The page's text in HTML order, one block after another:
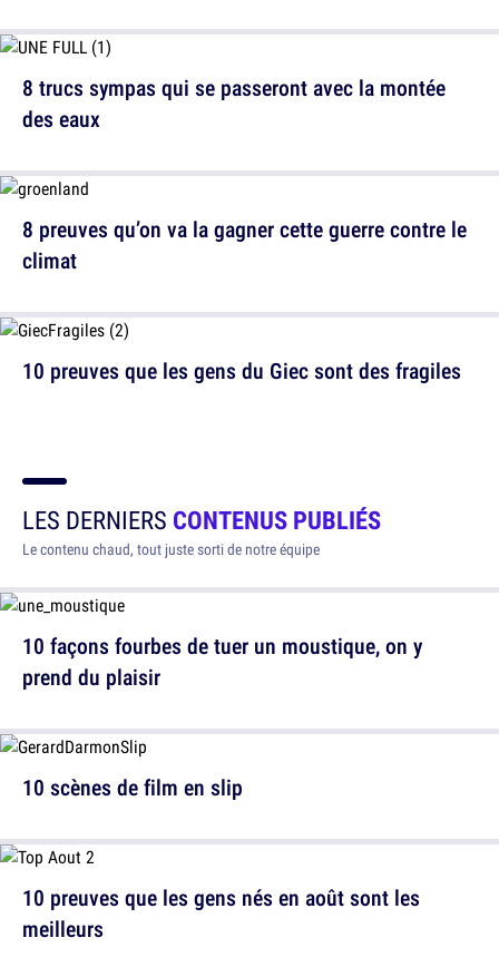
8 trucs sympas qui se passeront avec la montée
des eaux
10 preuves que les gens du Giec sont des fragiles
8 preuves qu’on va la gagner cette guerre contre le
climat
LES DERNIERS CONTENUS PUBLIÉS
Le contenu chaud, tout juste sorti de notre équipe
10 façons fourbes de tuer un moustique, on y
prend du plaisir
10 preuves que les gens nés en août sont les
meilleurs
10 scènes de film en slip